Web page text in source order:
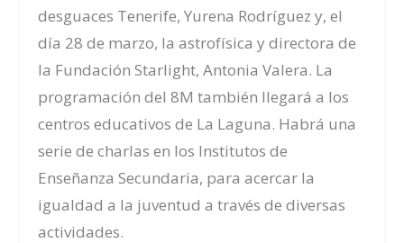
desguaces Tenerife, Yurena Rodríguez y, el
día 28 de marzo, la astrofísica y directora de
la Fundación Starlight, Antonia Valera. La
programación del 8M también llegará a los
centros educativos de La Laguna. Habrá una
serie de charlas en los Institutos de
Enseñanza Secundaria, para acercar la
igualdad a la juventud a través de diversas
actividades.